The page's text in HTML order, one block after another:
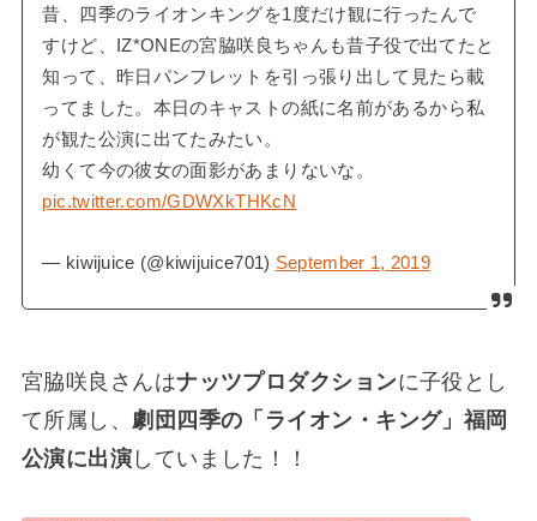
昔、四季のライオンキングを1度だけ観に行ったんで
すけど、IZ*ONEの宮脇咲良ちゃんも昔子役で出てたと
知って、昨日パンフレットを引っ張り出して見たら載
ってました。本日のキャストの紙に名前があるから私
が観た公演に出てたみたい。
幼くて今の彼女の面影があまりないな。
pic.twitter.com/GDWXkTHKcN
— kiwijuice (@kiwijuice701) September 1, 2019
宮脇咲良さんはナッツプロダクションに子役とし
て所属し、劇団四季の「ライオン・キング」福岡
公演に出演 していました！！